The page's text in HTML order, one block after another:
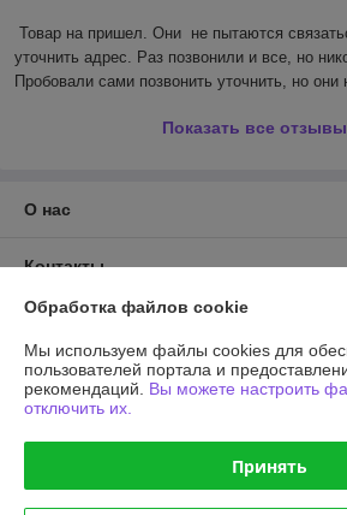
Товар на пришел. Они  не пытаются
уточнить адрес. Раз позвонили и все, но
Пробовали сами позвонить уточнить, но они
Показать все отзывы
О нас
Контакты
Доставка и оплата
График работы
Политика обработки cookies
Обработка файлов cookie
Мы используем файлы cookies для
пользователей портала и
рекомендаций. Вы можете настроить
отключить их.
Принять